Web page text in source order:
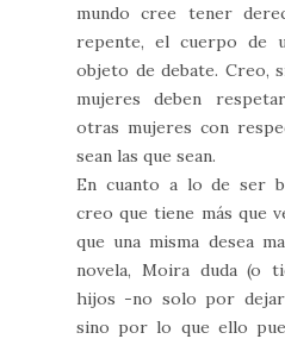
mundo cree tener
repente, el cuerpo de
objeto de debate. Creo,
mujeres deben
otras mujeres con
sean las que sean.
En cuanto a lo de ser
creo que tiene más que
que una misma desea
novela, Moira duda (o
hijos -no solo por
sino por lo que ello